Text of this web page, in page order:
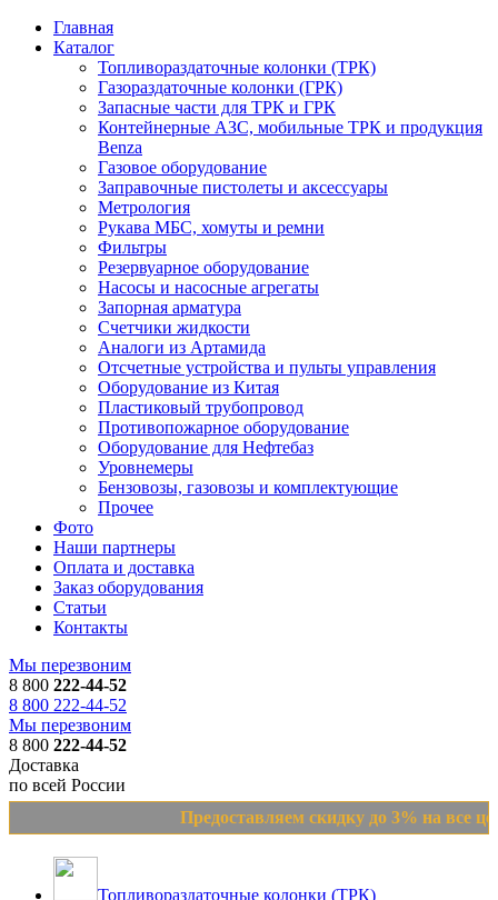
Главная
Каталог
Топливораздаточные колонки (ТРК)
Газораздаточные колонки (ГРК)
Запасные части для ТРК и ГРК
Контейнерные АЗС, мобильные ТРК и продукция
Benza
Газовое оборудование
Заправочные пистолеты и аксессуары
Метрология
Рукава МБС, хомуты и ремни
Фильтры
Резервуарное оборудование
Насосы и насосные агрегаты
Запорная арматура
Счетчики жидкости
Аналоги из Артамида
Отсчетные устройства и пульты управления
Оборудование из Китая
Пластиковый трубопровод
Противопожарное оборудование
Оборудование для Нефтебаз
Уровнемеры
Бензовозы, газовозы и комплектующие
Прочее
Фото
Наши партнеры
Оплата и доставка
Заказ оборудования
Статьи
Контакты
Мы перезвоним
8 800 222-44-52
8 800 222-44-52
Мы перезвоним
8 800 222-44-52
Доставка
по всей России
Предоставляем скидку до 3% на все
Топливораздаточные колонки (ТРК)